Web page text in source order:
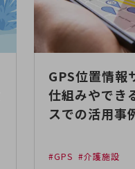
GPS位置情報
仕組みやでき
スでの活用事
#GPS #介護施設